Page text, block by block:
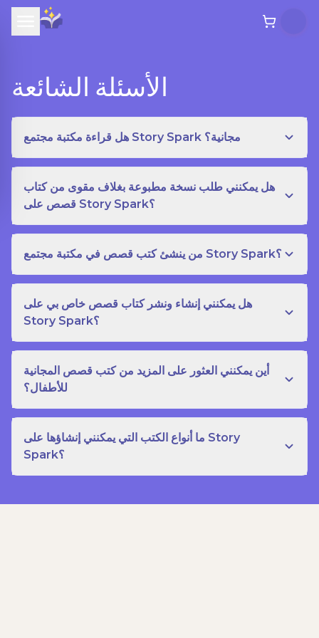
الأسئلة الشائعة
هل قراءة مكتبة مجتمع Story Spark مجانية؟
هل يمكنني طلب نسخة مطبوعة بغلاف مقوى من كتاب
قصص على Story Spark؟
من ينشئ كتب قصص في مكتبة مجتمع Story Spark؟
هل يمكنني إنشاء ونشر كتاب قصص خاص بي على
Story Spark؟
أين يمكنني العثور على المزيد من كتب قصص المجانية
للأطفال؟
ما أنواع الكتب التي يمكنني إنشاؤها على Story
Spark؟